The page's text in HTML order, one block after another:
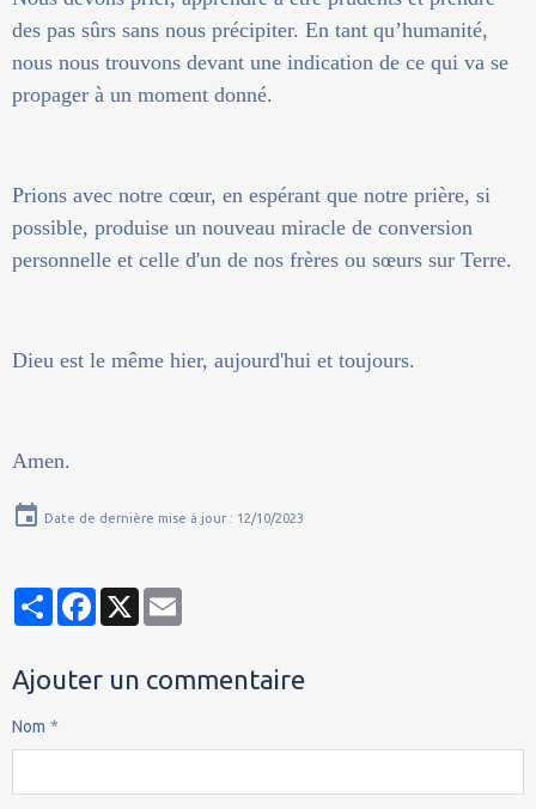
des pas sûrs sans nous précipiter. En tant qu’humanité,
nous nous trouvons devant une indication de ce qui va se
propager à un moment donné.
Prions avec notre cœur, en espérant que notre prière, si
possible, produise un nouveau miracle de conversion
personnelle et celle d'un de nos frères ou sœurs sur Terre.
Dieu est le même hier, aujourd'hui et toujours.
Amen.
Date de dernière mise à jour : 12/10/2023
PartagerFacebook
X
Ajouter un commentaire
Nom